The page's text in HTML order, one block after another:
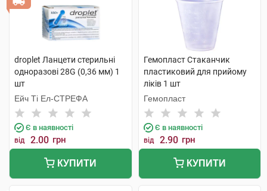
droplet Ланцети стерильні
одноразові 28G (0,36 мм) 1
шт
Ейч Ті Ел-СТРЕФА
Є в наявності
від 2.00 грн
КУПИТИ
Гемопласт Стаканчик
пластиковий для прийому
ліків 1 шт
Гемопласт
Є в наявності
від 2.90 грн
КУПИТИ